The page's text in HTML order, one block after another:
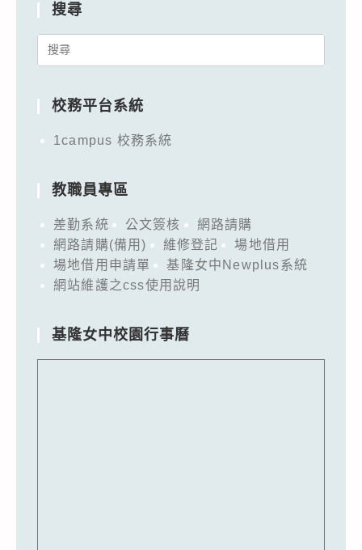
搜尋
Search
校務平台系統
1campus 校務系統
教職員專區
差勤系統 公文簽核
網路請購
網路請購(備用)
維修登記
場地借用
場地借用申請單
基隆女中Newplus系統
網站維護之css使用說明
基隆女中校園行事曆